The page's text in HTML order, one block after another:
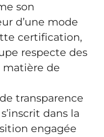
son
d’une mode
certification,
respecte des
matière de
transparence
dans la
engagée